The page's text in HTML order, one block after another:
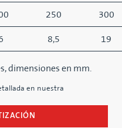
250 300
8,5 19
dimensiones en mm.
en nuestra